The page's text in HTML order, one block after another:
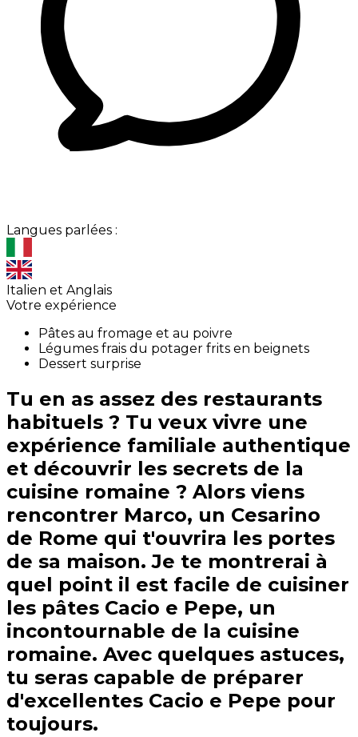
Langues parlées :
Italien et Anglais
Votre expérience
Pâtes au fromage et au poivre
Légumes frais du potager frits en beignets
Dessert surprise
Tu en as assez des restaurants
habituels ? Tu veux vivre une
expérience familiale authentique
et découvrir les secrets de la
cuisine romaine ? Alors viens
rencontrer Marco, un Cesarino
de Rome qui t'ouvrira les portes
de sa maison. Je te montrerai à
quel point il est facile de cuisiner
les pâtes Cacio e Pepe, un
incontournable de la cuisine
romaine. Avec quelques astuces,
tu seras capable de préparer
d'excellentes Cacio e Pepe pour
toujours.